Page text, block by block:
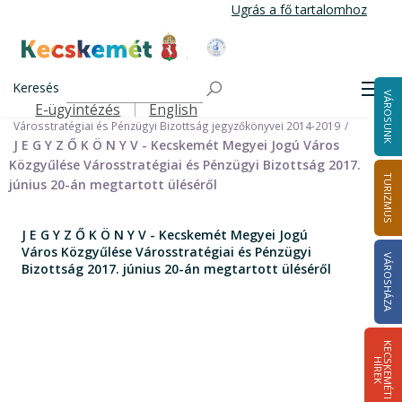
tartalomra
Ugrás a fő tartalomhoz
Kecskemét Város Honlapja
Keresés
Felső navigáció
E-ügyintézés English VÁROSUNK
TURIZMUS
VÁROSHÁZA
K
E
C
S
K
E
M
É
T
I
HÍ
R
E
K
Önkormányzat
Bizottságok 2014-2024
Városstratégiai és Pénzügyi Bizottság 2014-2024
Városstratégiai és Pénzügyi Bizottság jegyzőkönyvei 2014-2019
J E G Y Z Ő K Ö N Y V - Kecskemét Megyei Jogú Város
Közgyűlése Városstratégiai és Pénzügyi Bizottság 2017.
június 20-án megtartott üléséről
J E G Y Z Ő K Ö N Y V - Kecskemét Megyei Jogú
Város Közgyűlése Városstratégiai és Pénzügyi
Bizottság 2017. június 20-án megtartott üléséről